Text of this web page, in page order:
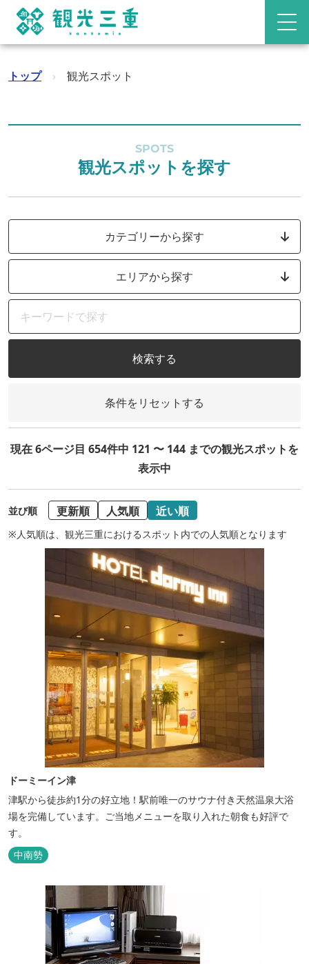
トップ › 観光スポット
SPOTS
観光スポットを探す
カテゴリーから探す
エリアから探す
検索する
条件をリセットする
現在 6ページ目 654件中 121 〜 144 までの観光スポットを
表示中
並び順 更新順 人気順 近い順
※人気順は、観光三重におけるスポット内での人気順となります
ドーミーイン津
津駅から徒歩約1分の好立地！駅前唯一のサウナ付き天然温泉大浴
場を完備しています。ご当地メニューを取り入れた朝食も好評で
す。
中南勢